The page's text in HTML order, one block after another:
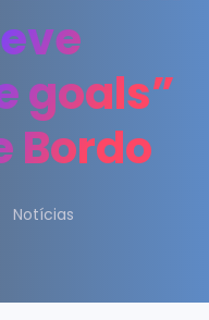
goals”
Bordo
Notícias